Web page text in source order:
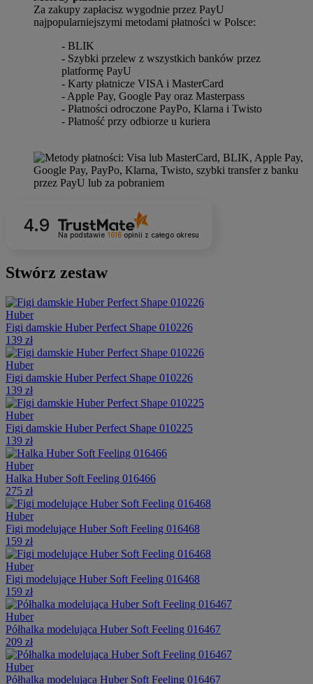
Za zakupy zapłacisz wygodnie przez PayU
najpopularniejszymi metodami płatności w Polsce:
- BLIK
- Szybki przelew z wszystkich banków przez
platformę PayU
- Karty płatnicze VISA i MasterCard
- Apple Pay, Google Pay oraz Masterpass
- Płatności odroczone PayPo, Klarna i Twisto
- Płatność przy odbiorze u kuriera
4.9
Na podstawie 1616opinii z całego okresu
Stwórz zestaw
Huber
Figi damskie Huber Perfect Shape 010226
139 zł
Huber
Figi damskie Huber Perfect Shape 010226
139 zł
Huber
Figi damskie Huber Perfect Shape 010225
139 zł
Huber
Halka Huber Soft Feeling 016466
275 zł
Huber
Figi modelujące Huber Soft Feeling 016468
159 zł
Huber
Figi modelujące Huber Soft Feeling 016468
159 zł
Huber
Półhalka modelująca Huber Soft Feeling 016467
209 zł
Huber
Półhalka modelująca Huber Soft Feeling 016467